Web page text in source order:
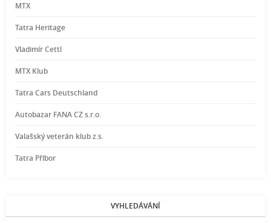
MTX
Tatra Heritage
Vladimír Cettl
MTX Klub
Tatra Cars Deutschland
Autobazar FANA CZ s.r.o.
Valašský veterán klub z.s.
Tatra Příbor
VYHLEDÁVÁNÍ